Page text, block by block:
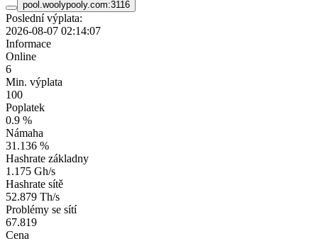
pool.woolypooly.com:3116
Poslední výplata:
2026-08-07 02:14:07
Informace
Online
6
Min. výplata
100
Poplatek
0.9 %
Námaha
31.136 %
Hashrate základny
1.175 Gh/s
Hashrate sítě
52.879 Th/s
Problémy se sítí
67.819
Cena